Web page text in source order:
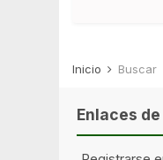
Inicio Buscar
Enlaces